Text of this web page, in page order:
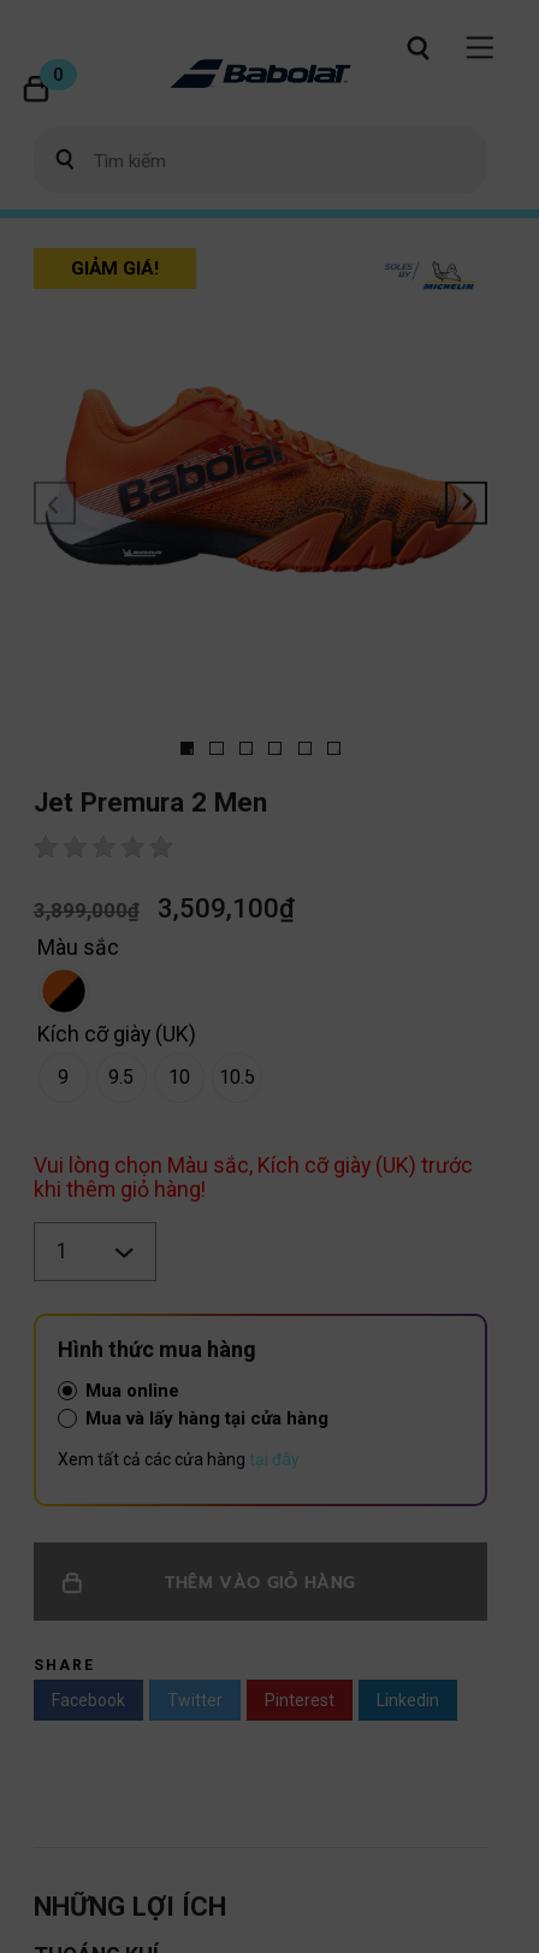
0
GIẢM GIÁ!
Jet Premura 2 Men
3,899,000₫ 3,509,100₫
Màu sắc
Kích cỡ giày (UK)
9 9.5 10 10.5
Vui lòng chọn Màu sắc, Kích cỡ giày (UK) trước
khi thêm giỏ hàng!
lượng
Hình thức mua hàng
Mua online
Mua và lấy hàng tại cửa hàng
Xem tất cả các cửa hàng tại đây
THÊM VÀO GIỎ HÀNG
SHARE
Facebook Twitter Pinterest Linkedin
NHỮNG LỢI ÍCH